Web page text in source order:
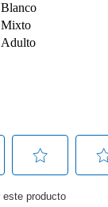
Blanco
Mixto
Adulto